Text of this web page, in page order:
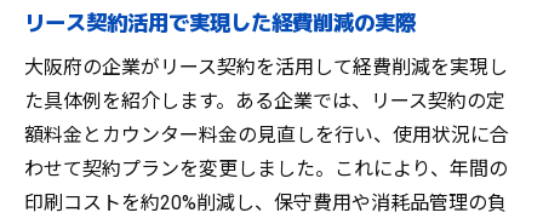
リース契約活用で実現した経費削減の実際
大阪府の企業がリース契約を活用して経費削減を実現し
た具体例を紹介します。ある企業では、リース契約の定
額料金とカウンター料金の見直しを行い、使用状況に合
わせて契約プランを変更しました。これにより、年間の
印刷コストを約20%削減し、保守費用や消耗品管理の負